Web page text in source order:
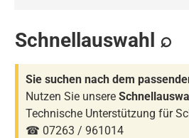
Schnellauswahl ⌕
Sie suchen nach dem
Nutzen Sie unsere
Technische Unterstützung für
☎ 07263 / 961014